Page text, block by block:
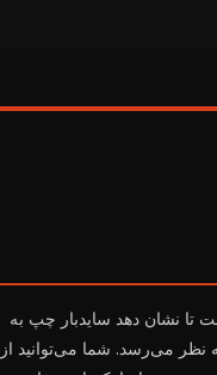
تا نشان دهد سایدبار چپ به
می‌رسد. شما می‌توانید از